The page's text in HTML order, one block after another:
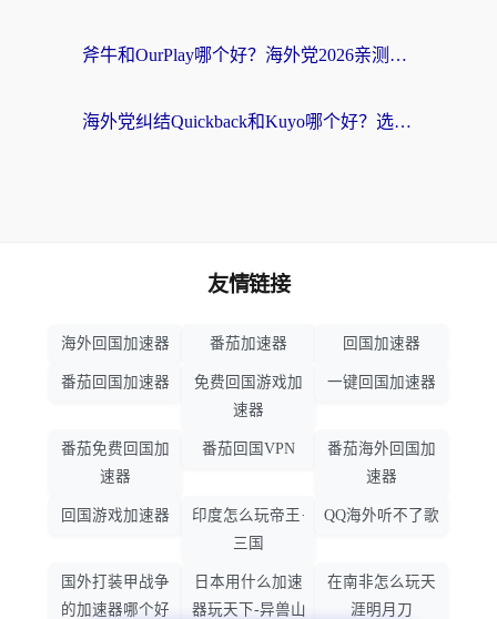
斧牛和OurPlay哪个好？海外党2026亲测：选对加速器，国内资源秒加载
海外党纠结Quickback和Kuyo哪个好？选对回国加速器才能无缝刷国内资源
友情链接
海外回国加速器 番茄加速器 回国加速器
番茄回国加速器
免费回国游戏加
速器
一键回国加速器
番茄免费回国加
速器
番茄回国VPN
番茄海外回国加
速器
回国游戏加速器
印度怎么玩帝王·
三国
QQ海外听不了歌
国外打装甲战争
的加速器哪个好
日本用什么加速
器玩天下-异兽山
在南非怎么玩天
涯明月刀